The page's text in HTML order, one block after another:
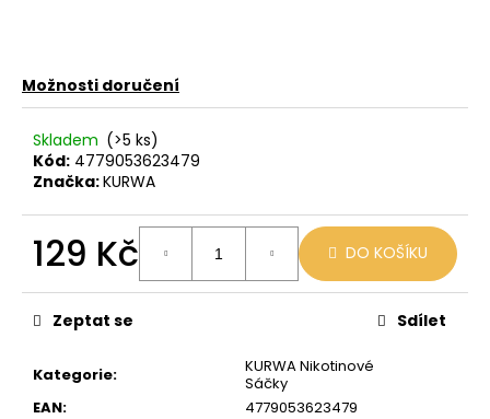
Možnosti doručení
Skladem (>5 ks)
Kód: 4779053623479
Značka:KURWA
129 Kč
cena:
DO KOŠÍKU
Kategorie:
KURWA Nikotinové
Sáčky
EAN:
4779053623479
Zeptat se Sdílet
POD
CUBA
LIBRE
Kč
Původně:
99